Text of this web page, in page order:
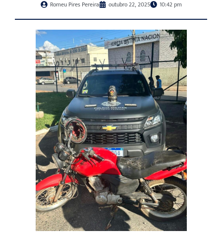
Romeu Pires Pereira outubro 22, 2025 10:42 pm